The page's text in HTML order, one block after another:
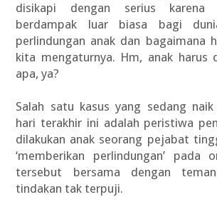
disikapi dengan serius karena
berdampak luar biasa bagi
perlindungan anak dan bagaimana
kita mengaturnya. Hm, anak harus
apa, ya?
Salah satu kasus yang sedang
hari terakhir ini adalah peristiwa
dilakukan anak seorang pejabat
‘memberikan perlindungan’ pada
tersebut bersama dengan
tindakan tak terpuji.